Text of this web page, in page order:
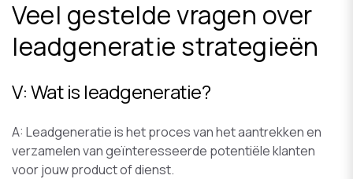
Veel gestelde vragen over
leadgeneratie strategieën
V: Wat is leadgeneratie?
A: Leadgeneratie is het proces van het aantrekken en
verzamelen van geïnteresseerde potentiële klanten
voor jouw product of dienst.